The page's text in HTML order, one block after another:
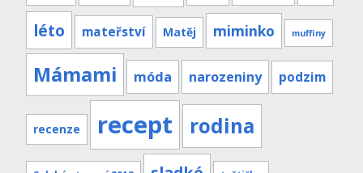
léto mateřství Matěj miminko muffiny
Mámami móda narozeniny podzim
recenze recept rodina